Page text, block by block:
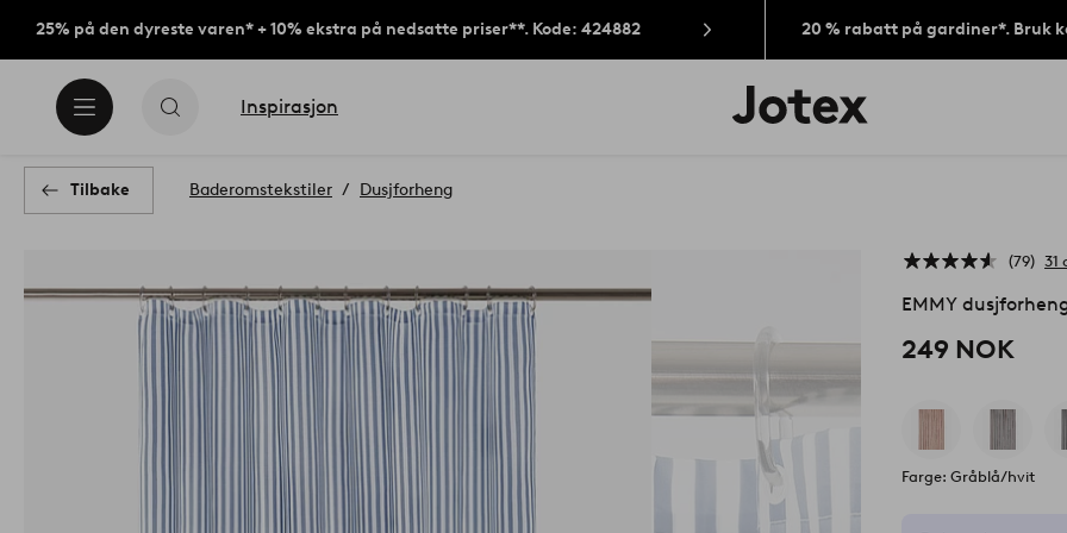
25% på den dyreste varen* + 10% ekstra på nedsatte priser**. Kode: 424882 20 % rabatt på gardiner*. Bruk
Inspirasjon
Jotex’
logo
Tilbake Baderomstekstiler Dusjforheng
79 31
EMMY
249 NOK
Farge: Gråblå/hvit